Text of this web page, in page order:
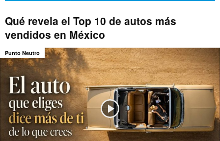
Qué revela el Top 10 de autos más
vendidos en México
Punto Neutro